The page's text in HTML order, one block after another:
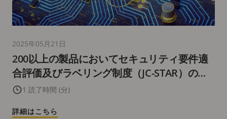
200以上の製品においてセキュリティ要件適
合評価及びラベリング制度（JC-STAR）の適
合ラベルを取得
1 読了時間 (分)
2025年05月21日
詳細はこちら